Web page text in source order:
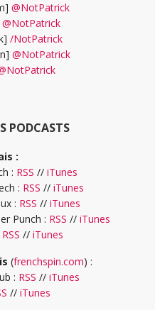
@NotPatrick
@NotPatrick
/NotPatrick
@NotPatrick
PODCASTS
:
: RSS // iTunes
: RSS // iTunes
: RSS // iTunes
Punch : RSS // iTunes
RSS // iTunes
(frenchspin.com) :
: RSS // iTunes
// iTunes